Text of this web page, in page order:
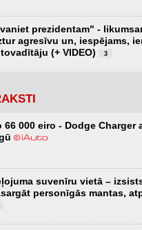
prezidentam" -
agresīvu un, iespējams,
(+ VIDEO)
3
66 000 eiro - Dodge Charger
suvenīru vietā –
personīgās mantas,